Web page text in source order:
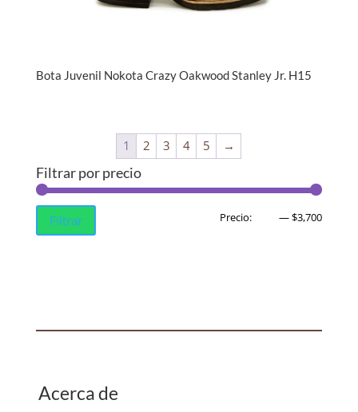
Bota Juvenil Nokota Crazy Oakwood Stanley Jr. H15
1 2 3 4 5 →
Filtrar por precio
Precio
Precio
Filtrar Precio: —$3,700
Acerca de